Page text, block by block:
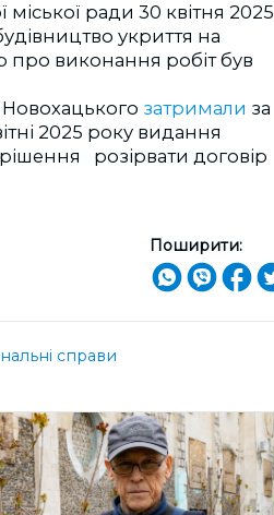
ради 30 квітня 2025
укриття на
про виконання робіт був
Новохацького затримали за
2025 року видання
рішення розірвати договір
Поширити:
справи